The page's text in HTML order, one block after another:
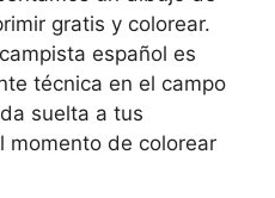
gratis y colorear.
español es
técnica en el campo
suelta a tus
momento de colorear